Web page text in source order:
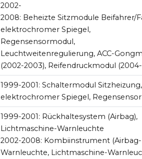
2002-
2008: Beheizte Sitzmodule Beifahrer/
elektrochromer Spiegel,
Regensensormodul,
Leuchtweitenregulierung, ACC-
(2002-2003), Reifendruckmodul
1999-2001: Schaltermodul Sitzheizung,
elektrochromer Spiegel, Regensensor
1999-2001: Rückhaltesystem (Airbag),
Lichtmaschine-Warnleuchte
2002-2008: Kombiinstrument (Airbag-
Warnleuchte, Lichtmaschine-